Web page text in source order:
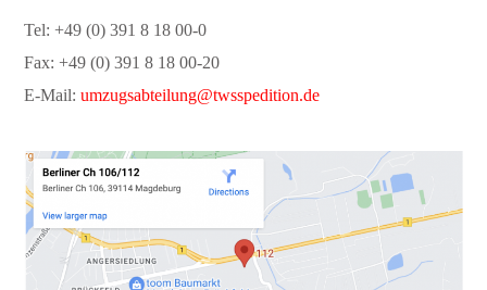
Tel: +49 (0) 391 8 18 00-0
Fax: +49 (0) 391 8 18 00-20
E-Mail:umzugsabteilung@twsspedition.de